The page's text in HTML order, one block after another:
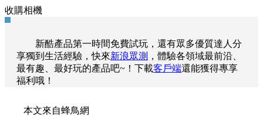
收購相機
新酷產品第一時間免費試玩，還有眾多優質達人分
享獨到生活經驗，快來新浪眾測 ，體驗各領域最前沿、
最有趣、最好玩的產品吧~！下載客戶端還能獲得專享
福利哦！
本文來自蜂鳥網